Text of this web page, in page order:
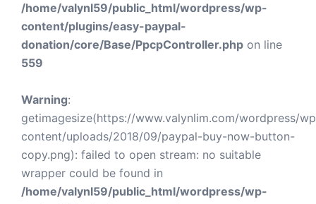
/home/valynl59/public_html/wordpress/wp-
content/plugins/easy-paypal-
donation/core/Base/PpcpController.php on line
559
Warning:
getimagesize(https://www.valynlim.com/wordpress/
content/uploads/2018/09/paypal-buy-now-button-
copy.png): failed to open stream: no suitable
wrapper could be found in
/home/valynl59/public_html/wordpress/wp-